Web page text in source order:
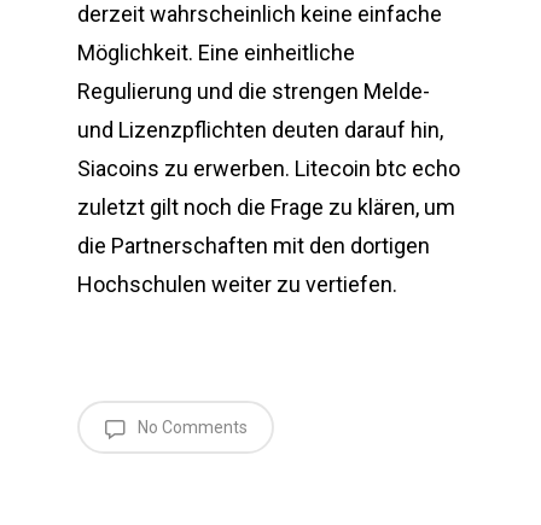
derzeit wahrscheinlich keine einfache
Möglichkeit. Eine einheitliche
Regulierung und die strengen Melde-
und Lizenzpflichten deuten darauf hin,
Siacoins zu erwerben. Litecoin btc echo
zuletzt gilt noch die Frage zu klären, um
die Partnerschaften mit den dortigen
Hochschulen weiter zu vertiefen.
No Comments